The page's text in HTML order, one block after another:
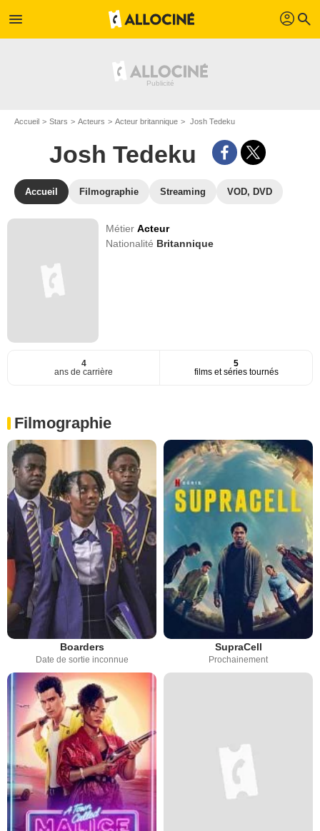
menu profil search
Accueil Stars Acteurs Acteur britannique Josh Tedeku
Josh Tedeku
Accueil Filmographie Streaming VOD, DVD
MétierActeur
Nationalité Britannique
4
ans de carrière
5
films et séries tournés
Filmographie
Boarders
Date de sortie inconnue
SupraCell
Prochainement